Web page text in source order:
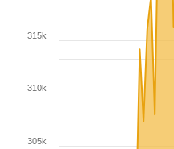
310k
305k
315k